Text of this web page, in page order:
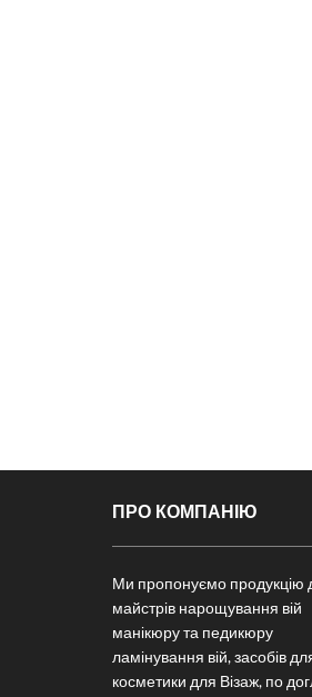
ПРО КОМПАНІЮ
Ми пропонуємо продукцію
майстрів нарощування вій
манікюру та педикюру
ламінування вій, засобів
косметики для Візаж, по